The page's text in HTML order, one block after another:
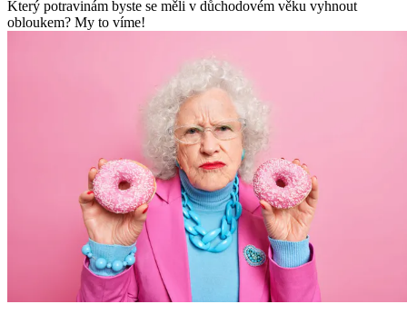
Který potravinám byste se měli v důchodovém věku vyhnout
obloukem? My to víme!